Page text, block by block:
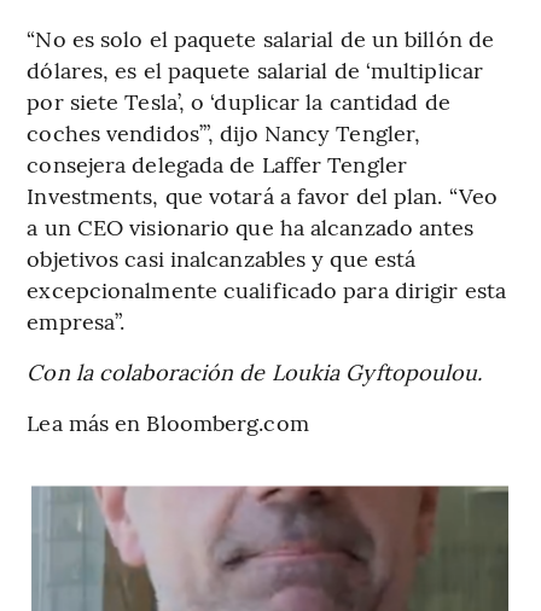
“No es solo el paquete salarial de un billón de
dólares, es el paquete salarial de ‘multiplicar
por siete Tesla’, o ‘duplicar la cantidad de
coches vendidos’”, dijo Nancy Tengler,
consejera delegada de Laffer Tengler
Investments, que votará a favor del plan. “Veo
a un CEO visionario que ha alcanzado antes
objetivos casi inalcanzables y que está
excepcionalmente cualificado para dirigir esta
empresa”.
Con la colaboración de Loukia Gyftopoulou.
Lea más en Bloomberg.com